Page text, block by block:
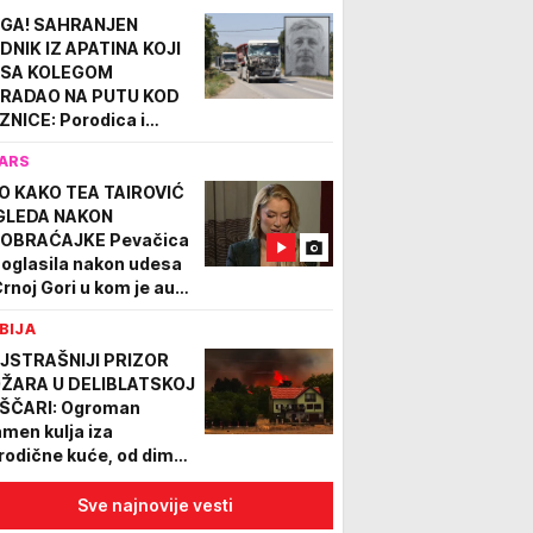
SAHRANJEN
IZ APATINA KOJI
KOLEGOM
NA PUTU KOD
Porodica i
(62)
KAKO TEA TAIROVIĆ
NAKON
Pevačica
nakon udesa
Gori u kom je auto
PRIZOR
U DELIBLATSKOJ
Ogroman
kulja iza
kuće, od dima
pred okom ne vidi!
stanovništva
VIDEO
Sve najnovije vesti